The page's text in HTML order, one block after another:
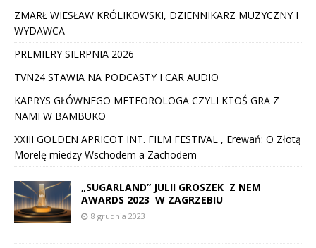
ZMARŁ WIESŁAW KRÓLIKOWSKI, DZIENNIKARZ MUZYCZNY I
WYDAWCA
PREMIERY SIERPNIA 2026
TVN24 STAWIA NA PODCASTY I CAR AUDIO
KAPRYS GŁÓWNEGO METEOROLOGA CZYLI KTOŚ GRA Z
NAMI W BAMBUKO
XXIII GOLDEN APRICOT INT. FILM FESTIVAL , Erewań: O Złotą
Morelę miedzy Wschodem a Zachodem
„SUGARLAND” JULII GROSZEK Z NEM
AWARDS 2023 W ZAGRZEBIU
8 grudnia 2023